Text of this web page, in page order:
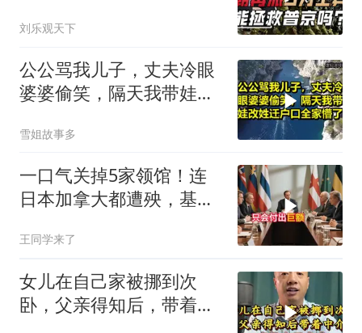
刘乐观天下
公公骂我儿子，丈夫冷眼
婆婆偷笑，隔天我带娃改
雪姐故事多
一口气关掉5家领馆！连
日本加拿大都遭殃，基辛
王同学来了
女儿在自己家被挪到次
卧，父亲得知后，带着中